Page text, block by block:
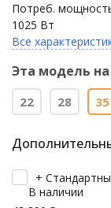
Потреб.
1025 Вт
Все
Эта модель
22 28 35
+
В наличии